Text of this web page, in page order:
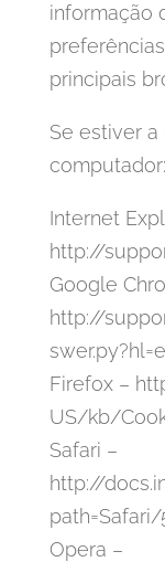
informação
principais
Se estiver
computador:
Internet
http://
Google
http://
Firefox –
US/kb/
Safari –
http://
Opera –